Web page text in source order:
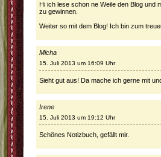
Hi ich lese schon ne Weile den Blog und
zu gewinnen.
Weiter so mit dem Blog! Ich bin zum
Micha
15. Juli 2013 um 16:09 Uhr
Sieht gut aus! Da mache ich gerne mit
Irene
15. Juli 2013 um 19:12 Uhr
Schönes Notizbuch, gefällt mir.